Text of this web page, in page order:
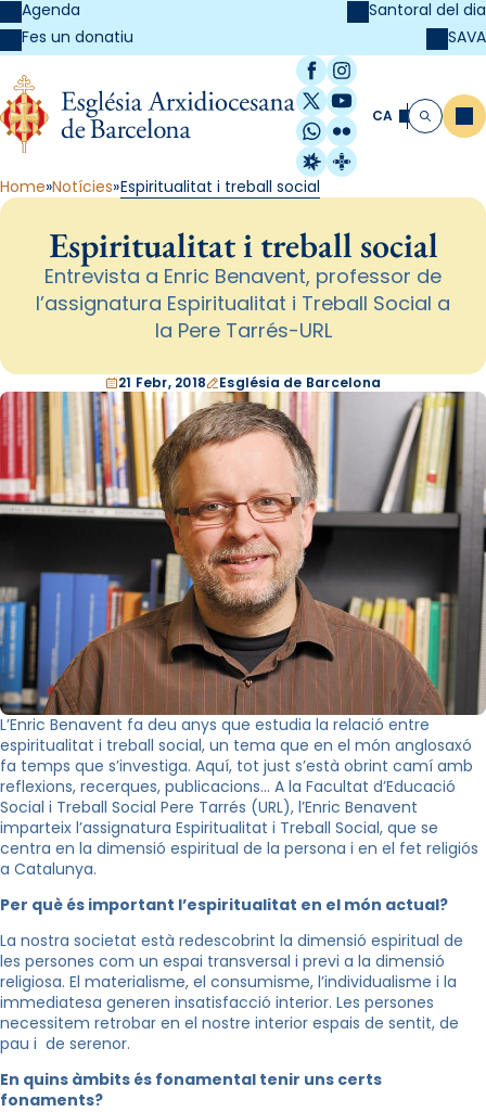
Agenda
Fes un donatiu
Santoral del dia
SAVA
Facebook
Instagram
X / Twitter
YouTube
WhatsApp
Flickr
Radio Estel
Catalunya
CA Cerca
Home Notícies Espiritualitat i treball social
Espiritualitat i treball social
Entrevista a Enric Benavent, professor de
l’assignatura Espiritualitat i Treball Social a
la Pere Tarrés-URL
21 Febr, 2018 Església de Barcelona
L’Enric Benavent fa deu anys que estudia la relació entre
espiritualitat i treball social, un tema que en el món anglosaxó
fa temps que s’investiga. Aquí, tot just s’està obrint camí amb
reflexions, recerques, publicacions… A la Facultat d’Educació
Social i Treball Social Pere Tarrés (URL), l’Enric Benavent
imparteix l’assignatura Espiritualitat i Treball Social, que se
centra en la dimensió espiritual de la persona i en el fet religiós
a Catalunya.
Per què és important l’espiritualitat en el món actual?
La nostra societat està redescobrint la dimensió espiritual de
les persones com un espai transversal i previ a la dimensió
religiosa. El materialisme, el consumisme, l’individualisme i la
immediatesa generen insatisfacció interior. Les persones
necessitem retrobar en el nostre interior espais de sentit, de
pau i de serenor.
En quins àmbits és fonamental tenir uns certs
fonaments?